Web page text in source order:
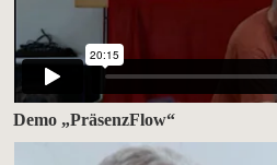
Demo „PräsenzFlow“